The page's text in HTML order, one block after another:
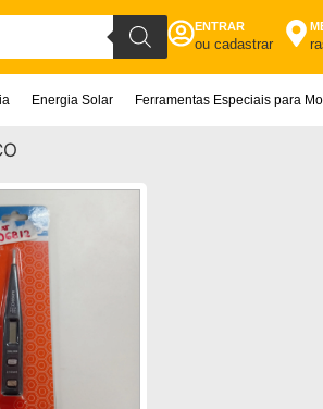
ENTRAR
ou cadastrar
Energia Solar Ferramentas Especiais para